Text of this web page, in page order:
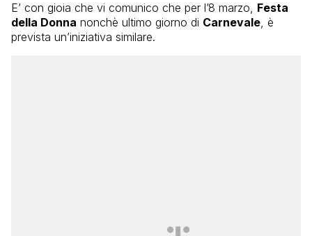
E’ con gioia che vi comunico che per l’8 marzo, Festa
della Donna nonchè ultimo giorno di Carnevale, è
prevista un’iniziativa similare.